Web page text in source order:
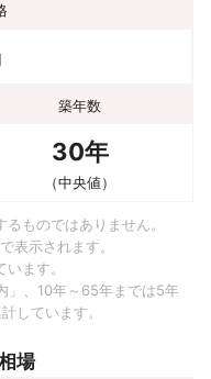
築年数
30年
（中央値）
ものではありません。
表示されます。
ます。
」、10年～65年までは5年
しています。
場